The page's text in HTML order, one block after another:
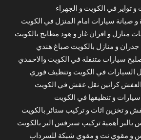
تواير في الكويت و الجهراء
صيانة سيارات امام المنزل في الكويت
منازل و افران غاز و هود مطابخ بالكويت
و منازل بالكويت صباغ هندي
سيارات متنقلة في الكويت والاحمدي
في الكويت وتنظيف فوري
كراتين نقل عفش في الكويت
و تنظيفها في الكويت
و تخزين اثاث و تركيب ستائر بالكويت
أهمية تركيب سيرفس البر بالكويت
و مقوي نت و مقوي شبكة للسرداب